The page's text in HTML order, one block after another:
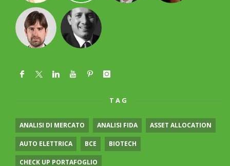
TAG
ANALISI DI MERCATO ANALISI FIDA ASSET ALLOCATION
AUTO ELETTRICA BCE BIOTECH
CHECK UP PORTAFOGLIO